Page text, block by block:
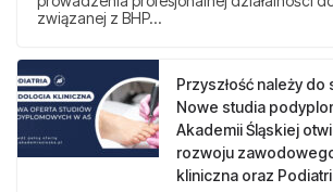
związanej z BHP…
Przyszłość należy
Nowe studia
Akademii Śląskiej
rozwoju
kliniczna oraz